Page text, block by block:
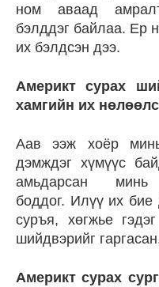
ном аваад
бэлддэг байлаа. Ер
их бэлдсэн дээ.
Америкт сурах
хамгийн их
Аав ээж хоёр
дэмждэг хүмүүс
амьдарсан
боддог. Илүү их бие
суръя, хөгжье
шийдвэрийг
Америкт сурах